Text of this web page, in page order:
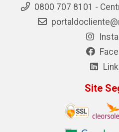
0800 707 8101 -
Site